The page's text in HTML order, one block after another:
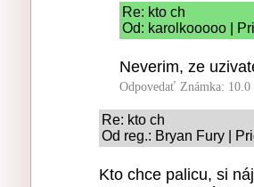
Re: kto ch
Od: karolkooooo |
Neverim, ze
Odpovedať Známka: 10.0
Re: kto ch
Od reg.: Bryan Fury |
Kto chce palicu, si